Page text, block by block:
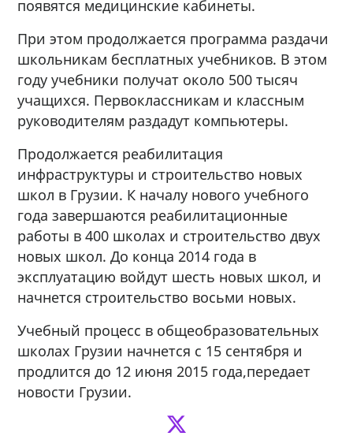
появятся медицинские кабинеты.
При этом продолжается программа раздачи
школьникам бесплатных учебников. В этом
году учебники получат около 500 тысяч
учащихся. Первоклассникам и классным
руководителям раздадут компьютеры.
Продолжается реабилитация
инфраструктуры и строительство новых
школ в Грузии. К началу нового учебного
года завершаются реабилитационные
работы в 400 школах и строительство двух
новых школ. До конца 2014 года в
эксплуатацию войдут шесть новых школ, и
начнется строительство восьми новых.
Учебный процесс в общеобразовательных
школах Грузии начнется с 15 сентября и
продлится до 12 июня 2015 года,передает
новости Грузии.